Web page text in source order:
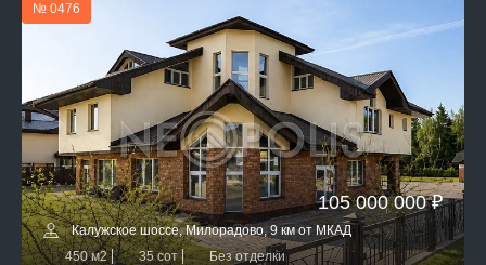
№ 0476
105 000 000 ₽
Калужское шоссе, Милорадово, 9 км от МКАД
450 м2
35 сот Без отделки